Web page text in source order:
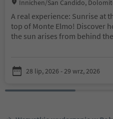
Innichen/San Candido,
A real experience: Sunrise at
top of Monte Elmo! Discover
the sun arises from behind the
Monte Elmo you can enjoy this
experience of nature with 360°
28 lip, 2026 - 29 wrz, 2026